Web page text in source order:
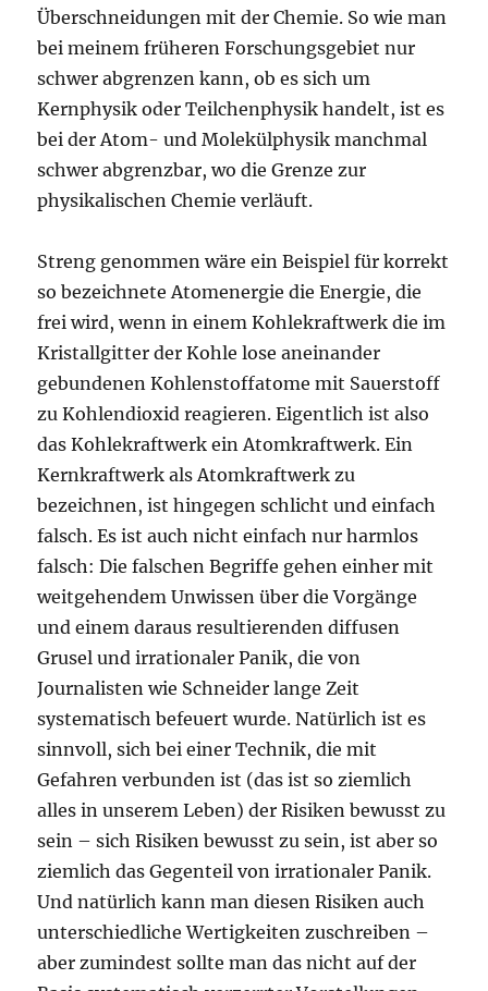
Überschneidungen mit der Chemie. So wie man
bei meinem früheren Forschungsgebiet nur
schwer abgrenzen kann, ob es sich um
Kernphysik oder Teilchenphysik handelt, ist es
bei der Atom- und Molekülphysik manchmal
schwer abgrenzbar, wo die Grenze zur
physikalischen Chemie verläuft.
Streng genommen wäre ein Beispiel für korrekt
so bezeichnete Atomenergie die Energie, die
frei wird, wenn in einem Kohlekraftwerk die im
Kristallgitter der Kohle lose aneinander
gebundenen Kohlenstoffatome mit Sauerstoff
zu Kohlendioxid reagieren. Eigentlich ist also
das Kohlekraftwerk ein Atomkraftwerk. Ein
Kernkraftwerk als Atomkraftwerk zu
bezeichnen, ist hingegen schlicht und einfach
falsch. Es ist auch nicht einfach nur harmlos
falsch: Die falschen Begriffe gehen einher mit
weitgehendem Unwissen über die Vorgänge
und einem daraus resultierenden diffusen
Grusel und irrationaler Panik, die von
Journalisten wie Schneider lange Zeit
systematisch befeuert wurde. Natürlich ist es
sinnvoll, sich bei einer Technik, die mit
Gefahren verbunden ist (das ist so ziemlich
alles in unserem Leben) der Risiken bewusst zu
sein – sich Risiken bewusst zu sein, ist aber so
ziemlich das Gegenteil von irrationaler Panik.
Und natürlich kann man diesen Risiken auch
unterschiedliche Wertigkeiten zuschreiben –
aber zumindest sollte man das nicht auf der